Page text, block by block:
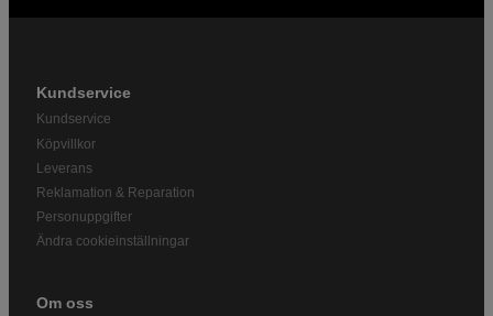
Kundservice
Kundservice
Köpvillkor
Leverans
Reklamation & Reparation
Personuppgifter
Ändra cookieinställningar
Om oss